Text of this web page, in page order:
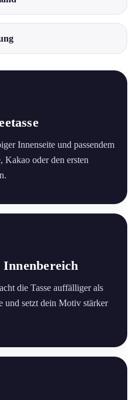
Innenseite und passendem
oder den ersten
die Tasse auffälliger als
und setzt dein Motiv stärker